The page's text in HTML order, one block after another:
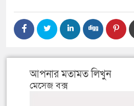
আপনার মতামত লিখুন
মেসেজ বক্স